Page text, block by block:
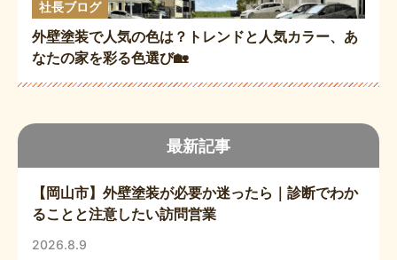
最新記事
【岡山市】外壁塗装が必要か迷ったら｜診断でわか
ることと注意したい訪問営業
2026.8.9
社長ブログ
外壁塗装で人気の色は？トレンドと人気カラー、あ
なたの家を彩る色選び🏡